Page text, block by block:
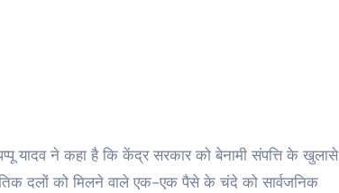
यादव ने कहा है कि केंद्र सरकार को बेनामी सं‍पत्ति के खुलासे
दलों को मिलने वाले एक-एक पैसे के चंदे को सार्वजनिक